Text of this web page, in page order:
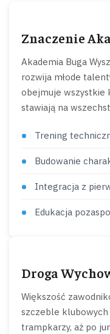
Znaczenie
Akademia Buga
rozwija młode
obejmuje wszystkie
stawiają na
Trening
Budowanie
Integracja z
Edukacja
Droga
Większość
szczeble
trampkarzy, aż po